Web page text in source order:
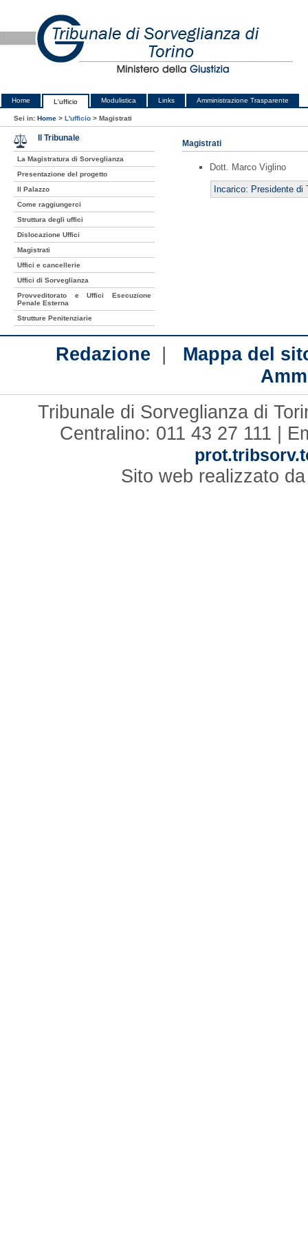
Home L'ufficio Modulistica Links Amministrazione Trasparente
Sei in: Home > L'ufficio > Magistrati
Magistrati
Dott. Marco Viglino
Incarico: Presidente di
Il Tribunale
La Magistratura di Sorveglianza
Presentazione del progetto
Il Palazzo
Come raggiungerci
Struttura degli uffici
Dislocazione Uffici
Magistrati
Uffici e cancellerie
Uffici di Sorveglianza
Provveditorato e Uffici Esecuzione
Penale Esterna
Strutture Penitenziarie
Redazione | Mappa del
Tribunale di Sorveglianza di
Centralino: 011 43 27 111 |
Sito web realizzato